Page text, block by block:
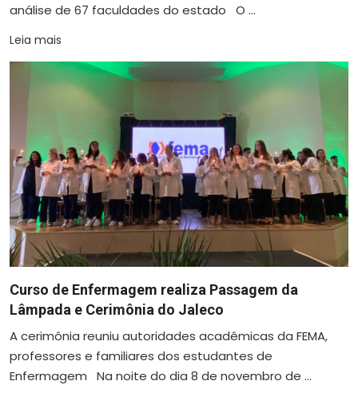
análise de 67 faculdades do estado O ...
Leia mais
Curso de Enfermagem realiza Passagem da
Lâmpada e Cerimônia do Jaleco
A cerimônia reuniu autoridades acadêmicas da FEMA,
professores e familiares dos estudantes de
Enfermagem Na noite do dia 8 de novembro de ...